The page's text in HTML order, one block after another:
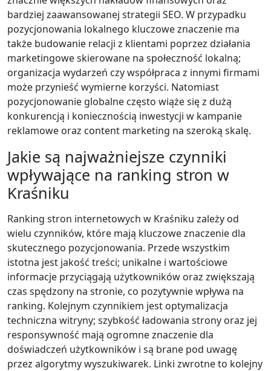
bardziej zaawansowanej strategii SEO. W przypadku
pozycjonowania lokalnego kluczowe znaczenie ma
także budowanie relacji z klientami poprzez działania
marketingowe skierowane na społeczność lokalną;
organizacja wydarzeń czy współpraca z innymi firmami
może przynieść wymierne korzyści. Natomiast
pozycjonowanie globalne często wiąże się z dużą
konkurencją i koniecznością inwestycji w kampanie
reklamowe oraz content marketing na szeroką skalę.
Jakie są najważniejsze czynniki
wpływające na ranking stron w
Kraśniku
Ranking stron internetowych w Kraśniku zależy od
wielu czynników, które mają kluczowe znaczenie dla
skutecznego pozycjonowania. Przede wszystkim
istotna jest jakość treści; unikalne i wartościowe
informacje przyciągają użytkowników oraz zwiększają
czas spędzony na stronie, co pozytywnie wpływa na
ranking. Kolejnym czynnikiem jest optymalizacja
techniczna witryny; szybkość ładowania strony oraz jej
responsywność mają ogromne znaczenie dla
doświadczeń użytkowników i są brane pod uwagę
przez algorytmy wyszukiwarek. Linki zwrotne to kolejny